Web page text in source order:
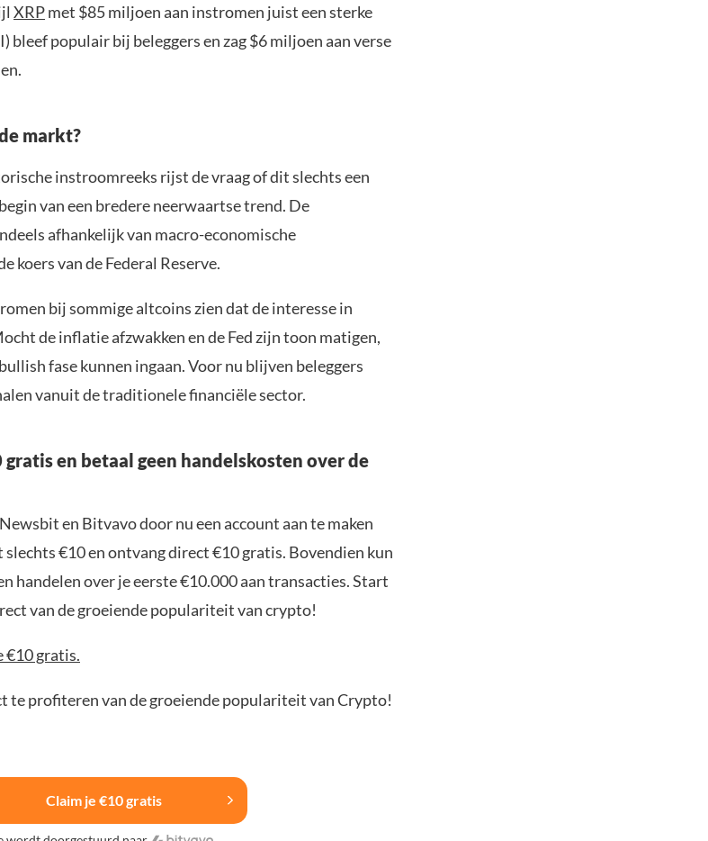
XRPmet $85 miljoen aan instromen juist een sterke
bleef populair bij beleggers en zag $6 miljoen aan verse
markt?
instroomreeks rijst de vraag of dit slechts een
van een bredere neerwaartse trend. De
afhankelijk van macro-economische
koers van de Federal Reserve.
bij sommige altcoins zien dat de interesse in
de inflatie afzwakken en de Fed zijn toon matigen,
fase kunnen ingaan. Voor nu blijven beleggers
vanuit de traditionele financiële sector.
gratis en betaal geen handelskosten over de
en Bitvavo door nu een account aan te maken
€10 en ontvang direct €10 gratis. Bovendien kun
handelen over je eerste €10.000 aan transacties. Start
van de groeiende populariteit van crypto!
€10 gratis.
te profiteren van de groeiende populariteit van Crypto!
Claim je €10 gratis